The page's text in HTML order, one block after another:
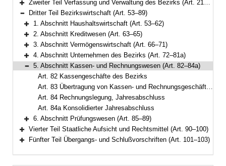
Bereich erweitern
Zweiter Teil Verfassung und Verwaltung des Bezirks (Art. 21–52)
Bereich reduzieren
Dritter Teil Bezirkswirtschaft (Art. 53–89)
Bereich erweitern
1. Abschnitt Haushaltswirtschaft (Art. 53–62)
Bereich erweitern
2. Abschnitt Kreditwesen (Art. 63–65)
Bereich erweitern
3. Abschnitt Vermögenswirtschaft (Art. 66–71)
Bereich erweitern
4. Abschnitt Unternehmen des Bezirks (Art. 72–81a)
Bereich reduzieren
5. Abschnitt Kassen- und Rechnungswesen (Art. 82–84a)
Art. 82 Kassengeschäfte des Bezirks
Art. 83 Übertragung von Kassen- und Rechnungsgeschäften
Art. 84 Rechnungslegung, Jahresabschluss
Art. 84a Konsolidierter Jahresabschluss
Bereich erweitern
6. Abschnitt Prüfungswesen (Art. 85–89)
Bereich erweitern
Vierter Teil Staatliche Aufsicht und Rechtsmittel (Art. 90–100)
Fünfter Teil Übergangs- und Schlußvorschriften (Art. 101–103)